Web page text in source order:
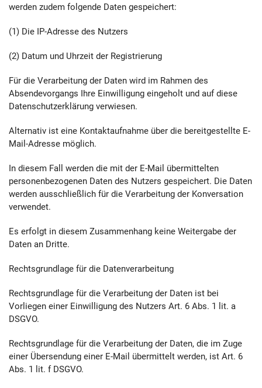
werden zudem folgende Daten gespeichert:
(1) Die IP-Adresse des Nutzers
(2) Datum und Uhrzeit der Registrierung
Für die Verarbeitung der Daten wird im Rahmen des
Absendevorgangs Ihre Einwilligung eingeholt und auf diese
Datenschutzerklärung verwiesen.
Alternativ ist eine Kontaktaufnahme über die bereitgestellte E-
Mail-Adresse möglich.
In diesem Fall werden die mit der E-Mail übermittelten
personenbezogenen Daten des Nutzers gespeichert. Die Daten
werden ausschließlich für die Verarbeitung der Konversation
verwendet.
Es erfolgt in diesem Zusammenhang keine Weitergabe der
Daten an Dritte.
Rechtsgrundlage für die Datenverarbeitung
Rechtsgrundlage für die Verarbeitung der Daten ist bei
Vorliegen einer Einwilligung des Nutzers Art. 6 Abs. 1 lit. a
DSGVO.
Rechtsgrundlage für die Verarbeitung der Daten, die im Zuge
einer Übersendung einer E-Mail übermittelt werden, ist Art. 6
Abs. 1 lit. f DSGVO.